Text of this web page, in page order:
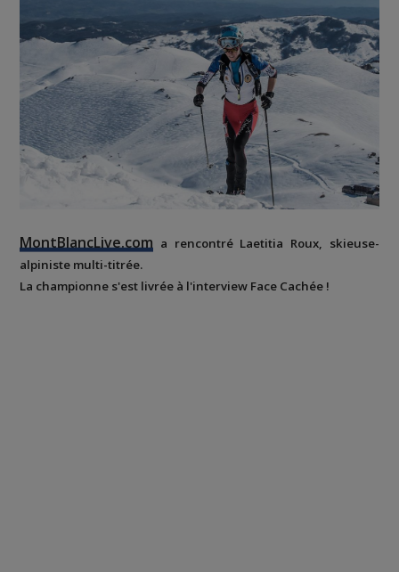
MontBlancLive.com a rencontré Laetitia Roux, skieuse-
alpiniste multi-titrée.
La championne s'est livrée à l'interview Face Cachée !